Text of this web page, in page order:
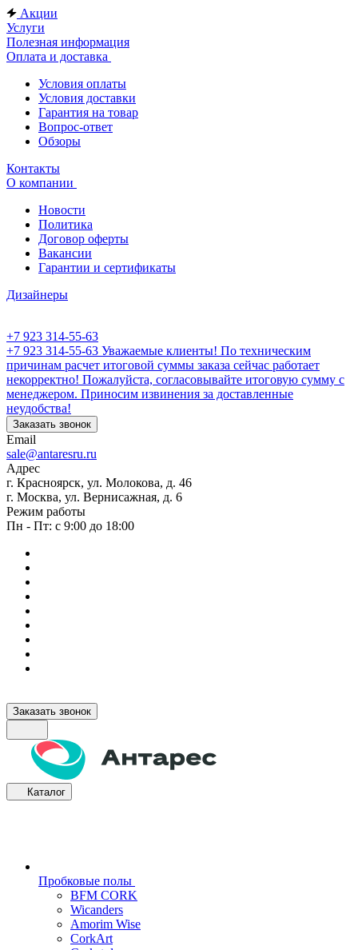
Акции
Услуги
Полезная информация
Оплата и доставка
Условия оплаты
Условия доставки
Гарантия на товар
Вопрос-ответ
Обзоры
Контакты
О компании
Новости
Политика
Договор оферты
Вакансии
Гарантии и сертификаты
Дизайнеры
+7 923 314-55-63
+7 923 314-55-63 Уважаемые клиенты! По техническим
причинам расчет итоговой суммы заказа сейчас работает
некорректно! Пожалуйста, согласовывайте итоговую сумму с
менеджером. Приносим извинения за доставленные
неудобства!
Заказать звонок
Email
sale@antaresru.ru
Адрес
г. Красноярск, ул. Молокова, д. 46
г. Москва, ул. Вернисажная, д. 6
Режим работы
Пн - Пт: с 9:00 до 18:00
Заказать звонок
Каталог
Пробковые полы
BFM CORK
Wicanders
Amorim Wise
CorkArt